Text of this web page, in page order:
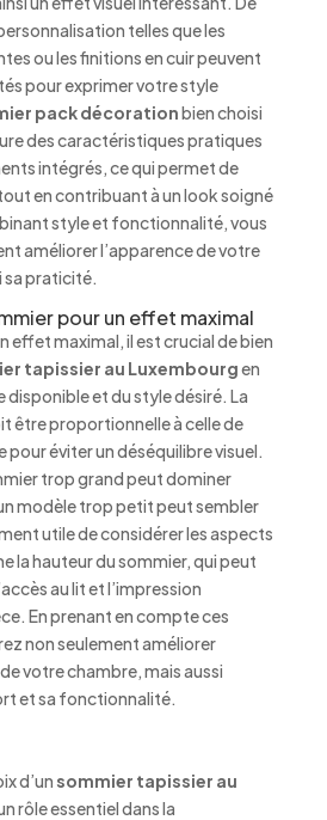
telles que les
ou les finitions en cuir peuvent
pour exprimer votre style
pack décorationbien choisi
des caractéristiques pratiques
intégrés, ce qui permet de
en contribuant à un look soigné
style et fonctionnalité, vous
améliorer l’apparence de votre
sa praticité.
pour un effet maximal
effet maximal, il est crucial de bien
tapissier au Luxembourgen
disponible et du style désiré. La
être proportionnelle à celle de
pour éviter un déséquilibre visuel.
trop grand peut dominer
modèle trop petit peut sembler
utile de considérer les aspects
la hauteur du sommier, qui peut
au lit et l’impression
En prenant en compte ces
non seulement améliorer
votre chambre, mais aussi
et sa fonctionnalité.
d’un sommier tapissier au
rôle essentiel dans la